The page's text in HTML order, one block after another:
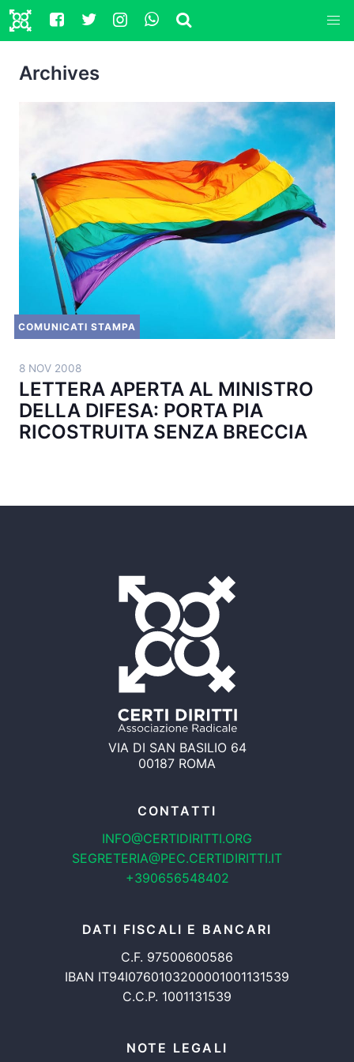
Archives
COMUNICATI STAMPA
8 NOV 2008
LETTERA APERTA AL MINISTRO
DELLA DIFESA: PORTA PIA
RICOSTRUITA SENZA BRECCIA
VIA DI SAN BASILIO 64
00187 ROMA
CONTATTI
INFO@CERTIDIRITTI.ORG
SEGRETERIA@PEC.CERTIDIRITTI.IT
+390656548402
DATI FISCALI E BANCARI
C.F. 97500600586
IBAN IT94I0760103200001001131539
C.C.P. 1001131539
NOTE LEGALI